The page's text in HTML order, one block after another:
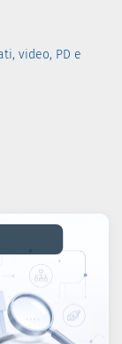
video, PD e